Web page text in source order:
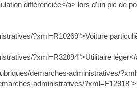
différenciée</a> lors d'un pic de
?xml=R10269">Voiture
?xml=R32094">Utilitaire léger</
demarches-administratives/
administratives/